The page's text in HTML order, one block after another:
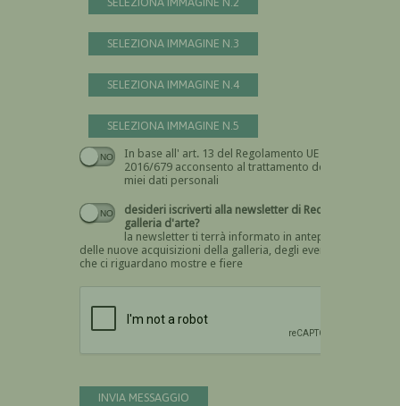
SELEZIONA IMMAGINE N.3
SELEZIONA IMMAGINE N.4
SELEZIONA IMMAGINE N.5
In base all' art. 13 del Regolamento UE n.
2016/679 acconsento al trattamento dei
miei dati personali
Devi dare il consenso
desideri iscriverti alla newsletter di Recta
galleria d'arte?
la newsletter ti terrà informato in anteprima
delle nuove acquisizioni della galleria, degli eventi
che ci riguardano mostre e fiere
INVIA MESSAGGIO